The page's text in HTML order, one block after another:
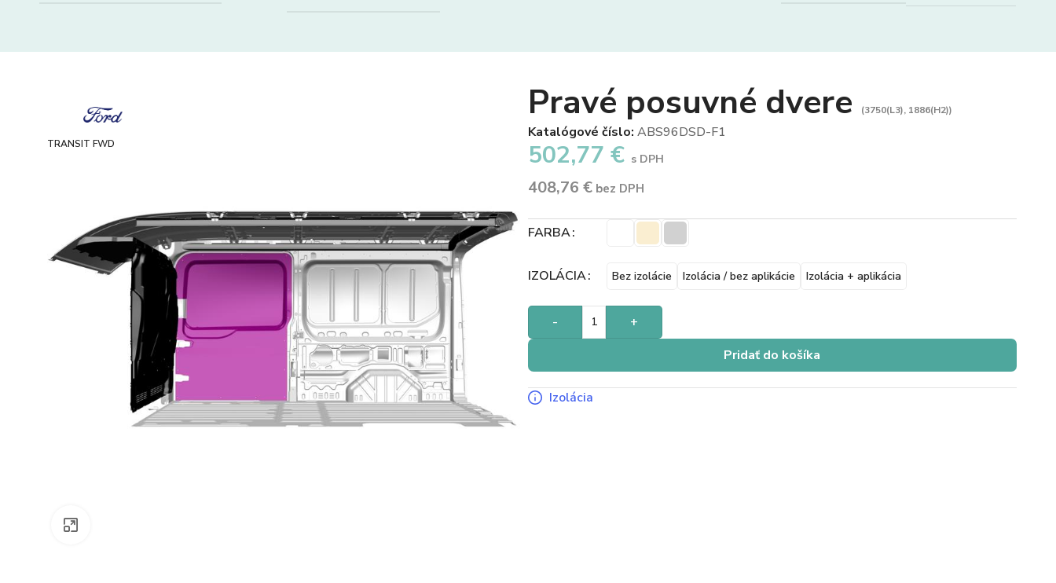
TRANSIT FWD
Pravé posuvné dvere (3750(L3), 1886(H2))
Katalógové číslo: ABS96DSD-F1
502,77 € s DPH
408,76 €bez DPH
FARBA
IZOLÁCIA Bez izolácie Izolácia / bez aplikácie Izolácia + aplikácia
-
+
Pridať do košíka
Izolácia